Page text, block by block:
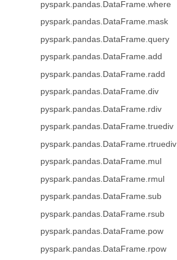
pyspark.pandas.DataFrame.where
pyspark.pandas.DataFrame.mask
pyspark.pandas.DataFrame.query
pyspark.pandas.DataFrame.add
pyspark.pandas.DataFrame.radd
pyspark.pandas.DataFrame.div
pyspark.pandas.DataFrame.rdiv
pyspark.pandas.DataFrame.truediv
pyspark.pandas.DataFrame.rtruediv
pyspark.pandas.DataFrame.mul
pyspark.pandas.DataFrame.rmul
pyspark.pandas.DataFrame.sub
pyspark.pandas.DataFrame.rsub
pyspark.pandas.DataFrame.pow
pyspark.pandas.DataFrame.rpow